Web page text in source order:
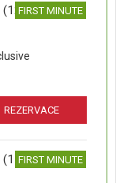
(12 dní)
FIRST MINUTE
REZERVACE
(15 dní)
FIRST MINUTE